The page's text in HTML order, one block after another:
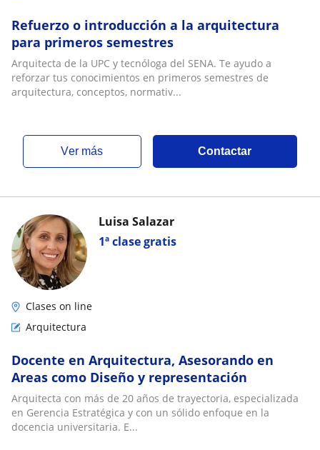
Refuerzo o introducción a la arquitectura
para primeros semestres
Arquitecta de la UPC y tecnóloga del SENA. Te ayudo a
reforzar tus conocimientos en primeros semestres de
arquitectura, conceptos, normativ...
ver más Contactar
1ª clase gratis
Luisa Salazar
Clases on line
Arquitectura
Docente en Arquitectura, Asesorando en
Areas como Diseño y representación
Arquitecta con más de 20 años de trayectoria, especializada
en Gerencia Estratégica y con un sólido enfoque en la
docencia universitaria. E...